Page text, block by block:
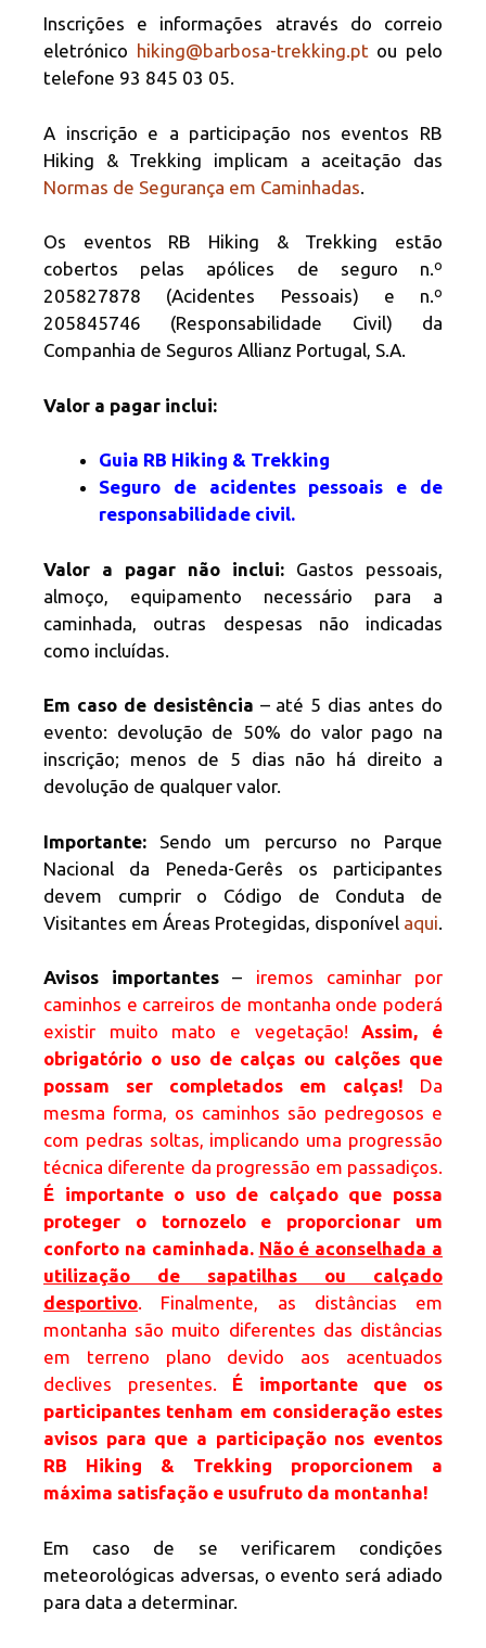
Inscrições e informações através do correio
eletrónico hiking@barbosa-trekking.pt ou pelo
telefone 93 845 03 05.
A inscrição e a participação nos eventos RB
Hiking & Trekking implicam a aceitação das
Normas de Segurança em Caminhadas
Os eventos RB Hiking & Trekking estão
cobertos pelas apólices de seguro n.º
205827878 (Acidentes Pessoais) e n.º
205845746 (Responsabilidade Civil) da
Companhia de Seguros Allianz Portugal, S.A.
Valor a pagar inclui:
Guia RB Hiking & Trekking
Seguro de acidentes pessoais e de
responsabilidade civil.
Valor a pagar não inclui: Gastos pessoais,
almoço, equipamento necessário para a
caminhada, outras despesas não indicadas
como incluídas.
Em caso de desistência – até 5 dias antes do
evento: devolução de 50% do valor pago na
inscrição; menos de 5 dias não há direito a
devolução de qualquer valor.
Importante: Sendo um percurso no Parque
Nacional da Peneda-Gerês os participantes
devem cumprir o Código de Conduta de
Visitantes em Áreas Protegidas, disponível aqui
Avisos importantes – iremos caminhar por
caminhos e carreiros de montanha onde poderá
existir muito mato e vegetação!Assim, é
obrigatório o uso de calças ou calções que
possam ser completados em calças! Da
mesma forma, os caminhos são pedregosos e
com pedras soltas, implicando uma progressão
técnica diferente da progressão em passadiços.
É importante o uso de calçado que possa
proteger o tornozelo e proporcionar um
conforto na caminhada. Não é aconselhada a
utilização de sapatilhas ou calçado
desportivo. Finalmente, as distâncias em
montanha são muito diferentes das distâncias
em terreno plano devido aos acentuados
declives presentes. É importante que os
participantes tenham em consideração estes
avisos para que a participação nos eventos
RB Hiking & Trekking proporcionem a
máxima satisfação e usufruto da montanha!
Em caso de se verificarem condições
meteorológicas adversas, o evento será adiado
para data a determinar.